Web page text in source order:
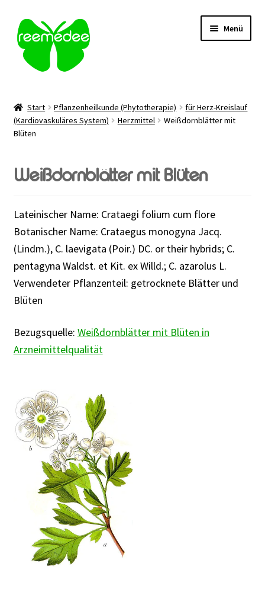
Zur
Navigation
springen
Zum
Inhalt
springen
Menü
Anwendungsgebiet
Sale
Über uns
Kontakt | FAQ
Rabattaktion
Start Pflanzenheilkunde (Phytotherapie)
für Herz-Kreislauf
(Kardiovaskuläres System)
Herzmittel
Weißdornblätter mit
Blüten
Weißdornblätter mit Blüten
Lateinischer Name: Crataegi folium cum flore
Botanischer Name: Crataegus monogyna Jacq.
(Lindm.), C. laevigata (Poir.) DC. or their hybrids; C.
pentagyna Waldst. et Kit. ex Willd.; C. azarolus L.
Verwendeter Pflanzenteil: getrocknete Blätter und
Blüten
Bezugsquelle: Weißdornblätter mit Blüten in
Arzneimittelqualität